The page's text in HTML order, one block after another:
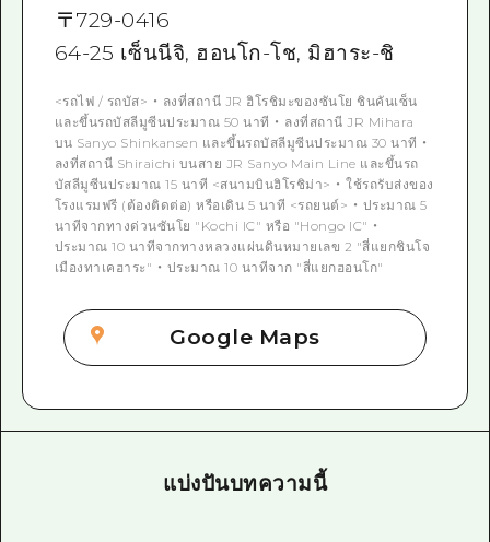
〒729-0416
64-25 เซ็นนีจิ, ฮอนโก-โช, มิฮาระ-ชิ
<รถไฟ / รถบัส> ・ ลงที่สถานี JR ฮิโรชิมะของซันโย ชินคันเซ็น
และขึ้นรถบัสลีมูซีนประมาณ 50 นาที ・ ลงที่สถานี JR Mihara
บน Sanyo Shinkansen และขึ้นรถบัสลีมูซีนประมาณ 30 นาที ・
ลงที่สถานี Shiraichi บนสาย JR Sanyo Main Line และขึ้นรถ
บัสลีมูซีนประมาณ 15 นาที <สนามบินฮิโรชิม่า> ・ ใช้รถรับส่งของ
โรงแรมฟรี (ต้องติดต่อ) หรือเดิน 5 นาที <รถยนต์> ・ ประมาณ 5
นาทีจากทางด่วนซันโย "Kochi IC" หรือ "Hongo IC" ・
ประมาณ 10 นาทีจากทางหลวงแผ่นดินหมายเลข 2 "สี่แยกชินโจ
เมืองทาเคฮาระ" ・ ประมาณ 10 นาทีจาก "สี่แยกฮอนโก"
Google Maps
แบ่งปันบทความนี้